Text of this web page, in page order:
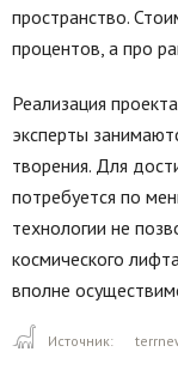
пространство.
процентов, а про
Реализация
эксперты
творения. Для
потребуется по
технологии не
космического
вполне
Источник: